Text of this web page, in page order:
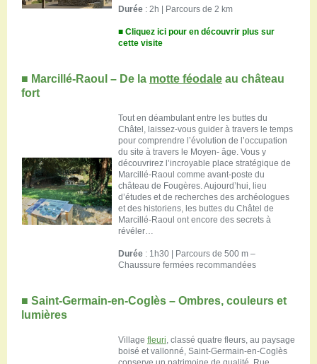
Durée : 2h | Parcours de 2 km
■ Cliquez ici pour en découvrir plus sur
cette visite
■ Marcillé-Raoul – De la motte féodale au château
fort
Tout en déambulant entre les buttes du
Châtel, laissez-vous guider à travers le temps
pour comprendre l’évolution de l’occupation
du site à travers le Moyen- âge. Vous y
découvrirez l’incroyable place stratégique de
Marcillé-Raoul comme avant-poste du
château de Fougères. Aujourd’hui, lieu
d’études et de recherches des archéologues
et des historiens, les buttes du Châtel de
Marcillé-Raoul ont encore des secrets à
révéler…
Durée : 1h30 | Parcours de 500 m –
Chaussure fermées recommandées
■ Saint-Germain-en-Coglès – Ombres, couleurs et
lumières
Village fleuri, classé quatre fleurs, au paysage
boisé et vallonné, Saint-Germain-en-Coglès